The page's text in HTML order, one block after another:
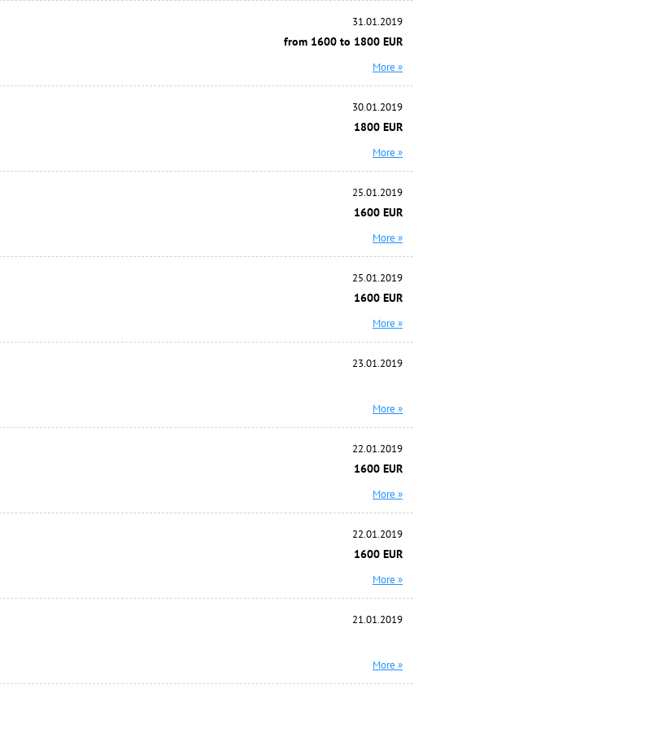
31.01.2019
from 1600 to 1800 EUR
More »
30.01.2019
1800 EUR
More »
25.01.2019
1600 EUR
More »
25.01.2019
1600 EUR
More »
23.01.2019
More »
22.01.2019
1600 EUR
More »
22.01.2019
1600 EUR
More »
21.01.2019
More »